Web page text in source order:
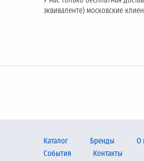
эквиваленте) московские
Каталог Бренды О
События
Контакты